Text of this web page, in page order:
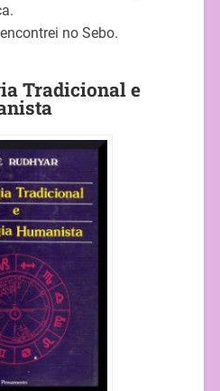
no Sebo.
Tradicional e